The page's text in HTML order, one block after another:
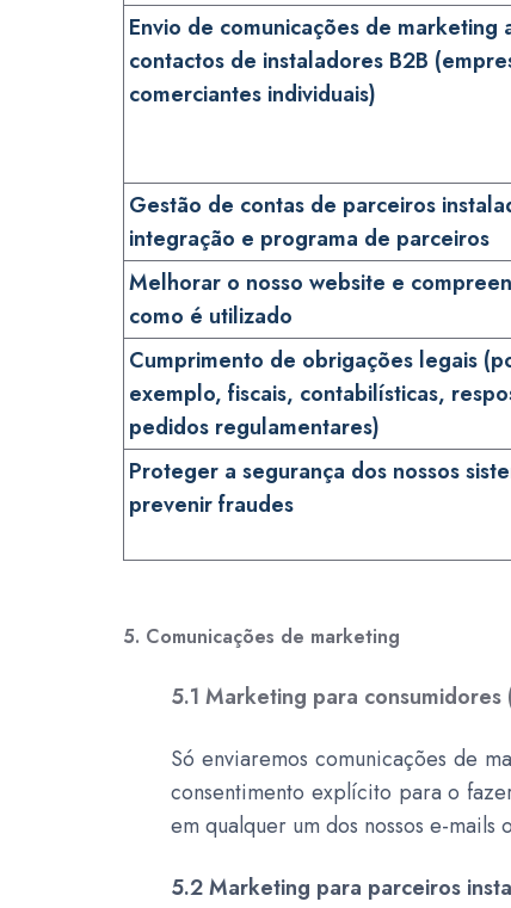
Envio de comunicações de marketing
contactos de instaladores B2B
comerciantes individuais)
Gestão de contas de parceiros
integração e programa de parceiros
Melhorar o nosso website e
como é utilizado
Cumprimento de obrigações legais
exemplo, fiscais, contabilísticas,
pedidos regulamentares)
Proteger a segurança dos nossos
prevenir fraudes
5. Comunicações de marketing
5.1 Marketing para consumidores
Só enviaremos comunicações de
consentimento explícito para o
em qualquer um dos nossos e-
5.2 Marketing para parceiros